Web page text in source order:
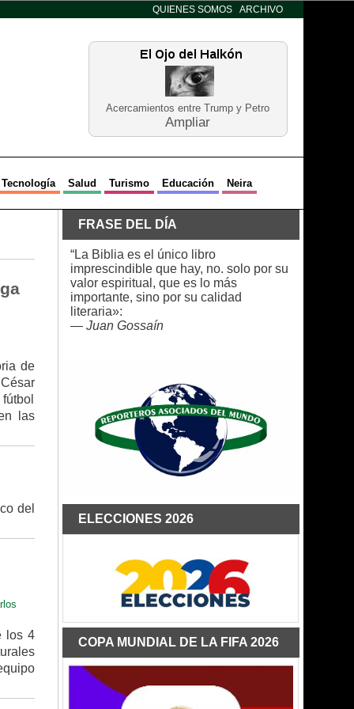
QUIENES SOMOS ARCHIVO
Acercamientos entre Trump y Petro
Ampliar
Tecnología Salud Turismo Educación Neira
de
las
del
los 4
FRASE DEL DÍA
“La Biblia es el único libro
imprescindible que hay, no. solo por su
valor espiritual, que es lo más
importante, sino por su calidad
literaria»:
— Juan Gossaín
ELECCIONES 2026
COPA MUNDIAL DE LA FIFA 2026